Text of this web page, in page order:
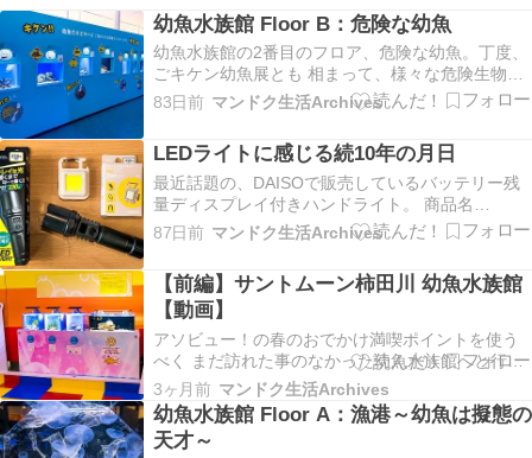
幼魚水族館 Floor B：危険な幼魚
幼魚水族館の2番目のフロア、危険な幼魚。丁度、
ごキケン幼魚展とも 相まって、様々な危険生物が
ピックアップされているが、その名称とは 裏腹
に、ここで展示されていた生き物の大半はすでに
槽には、未だに研究が進んでおらず謎多き ハナジ
ロ…
83日前 マンドク生活Archives
LEDライトに感じる続10年の月日
最近話題の、DAISOで販売しているバッテリー残
量ディスプレイ付きハンドライト。 商品名
は・・・RECHARGEABLE LED LIGHT？そのまん
ますぎる名称で価格は550円。 同じく昨年DAISO
(RECHARGEABLE COB L…
87日前 マンドク生活Archives
【前編】サントムーン柿田川 幼魚水族館
【動画】
アソビュー！の春のおでかけ満喫ポイントを使う
べく まだ訪れた事のなかった幼魚水族館へと行っ
てきた。 通常、大人1人1,400円の入館料金が、
今回入手した 500ポイントを使い、900円で利用す
る事ができたぞ！ 幼魚水族館 Floor A～C 幼魚水
族館の規模自体は小さい…
3ヶ月前 マンドク生活Archives
幼魚水族館 Floor A：漁港～幼魚は擬態の
天才～